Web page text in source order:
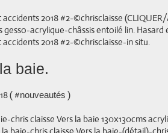
accidents 2018 #2-©chrisclaisse
gesso-acrylique-châssis entoilé lin.
accidents 2018 #2-©chrisclaisse-in situ.
baie.
( #nouveautés )
chris claisse Vers la baie 130x130cms